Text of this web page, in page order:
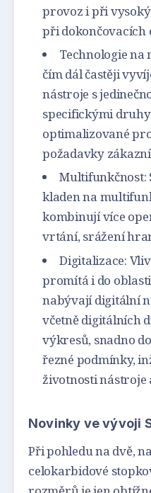
provoz i při
při dokončovacích
Technologie
čím dál častěji
nástroje s
specifickými
optimalizované
požadavky
Multifunkčnost:
kladen na
kombinují více
vrtání, srážení
Digitalizace:
promítá i do
nabývají digitální
včetně digitálních
výkresů, snadno
řezné podmínky,
životnosti nástroje
Novinky ve vývoji
Při pohledu na dvě,
celokarbidové